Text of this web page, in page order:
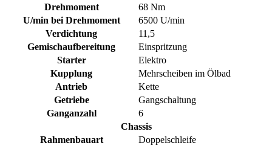
Drehmoment
68 Nm
U/min bei Drehmoment
6500 U/min
Verdichtung
11,5
Gemischaufbereitung
Einspritzung
Starter
Elektro
Kupplung
Mehrscheiben im Ölbad
Antrieb
Kette
Getriebe
Gangschaltung
Ganganzahl
6
Chassis
Rahmenbauart
Doppelschleife